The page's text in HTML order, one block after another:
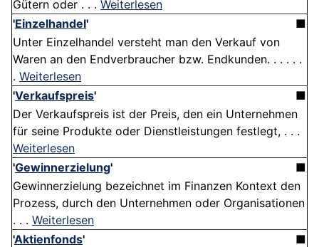
Gütern oder . . . Weiterlesen
'Einzelhandel'
■
Unter Einzelhandel versteht man den Verkauf von
Waren an den Endverbraucher bzw. Endkunden. . . . . .
. Weiterlesen
'Verkaufspreis'
■
Der Verkaufspreis ist der Preis, den ein Unternehmen
für seine Produkte oder Dienstleistungen festlegt, . . .
Weiterlesen
'Gewinnerzielung'
■
Gewinnerzielung bezeichnet im Finanzen Kontext den
Prozess, durch den Unternehmen oder Organisationen
. . . Weiterlesen
'Aktienfonds'
■